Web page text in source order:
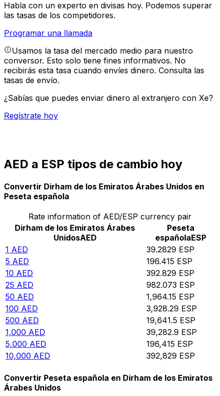
Habla con un experto en divisas hoy. Podemos superar
las tasas de los competidores.
Programar una llamada
Usamos la tasa del mercado medio para nuestro
conversor. Esto solo tiene fines informativos. No
recibirás esta tasa cuando envíes dinero. Consulta las
tasas de envío.
¿Sabías que puedes enviar dinero al extranjero con Xe?
Regístrate hoy
AED a ESP tipos de cambio hoy
Convertir Dirham de los Emiratos Árabes Unidos en
Peseta española
Rate information of AED/ESP currency pair
Dirham de los Emiratos Árabes
UnidosAED
Peseta
españolaESP
1 AED 39.2829 ESP
5 AED 196.415 ESP
10 AED 392.829 ESP
25 AED 982.073 ESP
50 AED 1,964.15 ESP
100 AED 3,928.29 ESP
500 AED 19,641.5 ESP
1,000 AED 39,282.9 ESP
5,000 AED 196,415 ESP
10,000 AED 392,829 ESP
Convertir Peseta española en Dirham de los Emiratos
Árabes Unidos